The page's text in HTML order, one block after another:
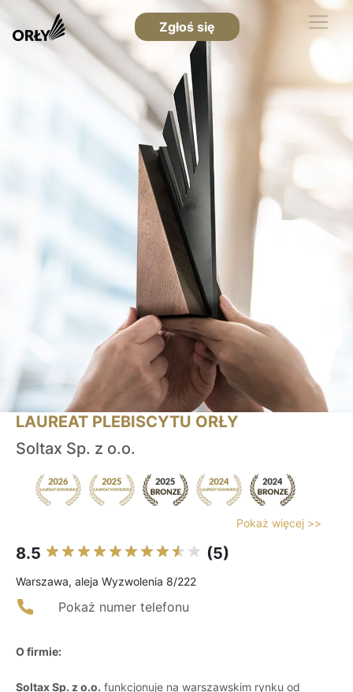
Zgłoś się
LAUREAT PLEBISCYTU ORŁY
Soltax Sp. z o.o.
Pokaż więcej >>
8.5 (5)
Warszawa, aleja Wyzwolenia 8/222
Pokaż numer telefonu
O firmie:
Soltax Sp. z o.o. funkcjonuje na warszawskim rynku od